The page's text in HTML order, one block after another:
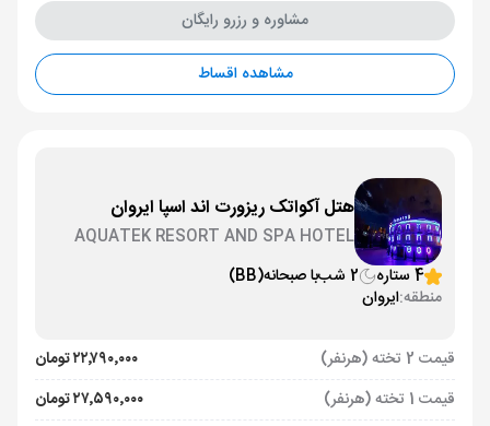
مشاوره و رزرو رایگان
مشاهده اقساط
هتل آکواتک ریزورت اند اسپا ایروان
AQUATEK RESORT AND SPA HOTEL
4 ستاره 2 شب با صبحانه(BB)
منطقه:ایروان
قیمت 2 تخته (هرنفر)
۲۲٬۷۹۰٬۰۰۰ تومان
قیمت 1 تخته (هرنفر)
۲۷٬۵۹۰٬۰۰۰ تومان